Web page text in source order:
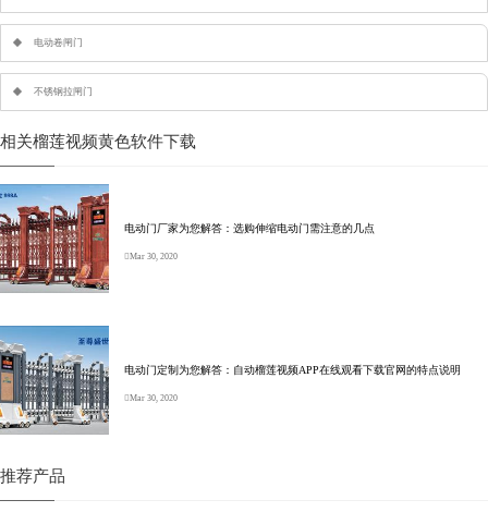
电动卷闸门
不锈钢拉闸门
相关榴莲视频黄色软件下载
电动门厂家为您解答：选购伸缩电动门需注意的几点
Mar 30, 2020
电动门定制为您解答：自动榴莲视频APP在线观看下载官网的特点说明
Mar 30, 2020
推荐产品